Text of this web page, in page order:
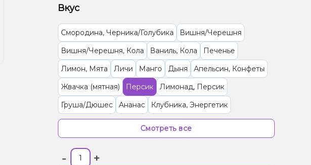
Вкус
Смородина, Черника/Голубика
Вишня/Черешня
Вишня/Черешня, Кола
Ваниль, Кола
Печенье
Лимон, Мята
Личи Манго Дыня
Апельсин, Конфеты
Жвачка (мятная)
Персик
Лимонад, Персик
Груша/Дюшес
Ананас
Клубника, Энергетик
Грейпфрут, Клубника, Лимонад
Арбуз, Лимонад
Абрикос Гранат
Клубника
Кокос, Манго
Смотреть все
- +